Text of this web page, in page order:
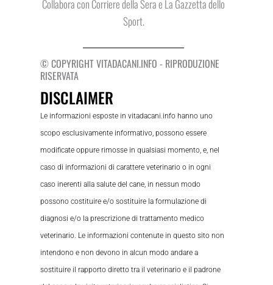
Collabora con Corriere della Sera e La Gazzetta dello
Sport.
© COPYRIGHT VITADACANI.INFO - RIPRODUZIONE
RISERVATA
DISCLAIMER
Le informazioni esposte in vitadacani.info hanno uno
scopo esclusivamente informativo, possono essere
modificate oppure rimosse in qualsiasi momento, e, nel
caso di informazioni di carattere veterinario o in ogni
caso inerenti alla salute del cane, in nessun modo
possono costituire e/o sostituire la formulazione di
diagnosi e/o la prescrizione di trattamento medico
veterinario. Le informazioni contenute in questo sito non
intendono e non devono in alcun modo andare a
sostituire il rapporto diretto tra il veterinario e il padrone